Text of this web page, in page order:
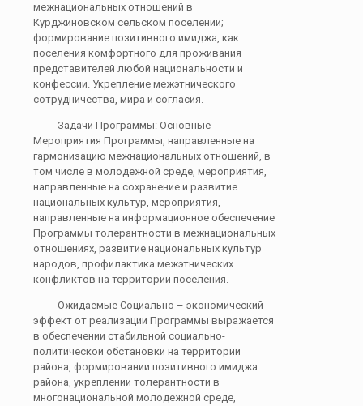
межнациональных отношений в
Курджиновском сельском поселении;
формирование позитивного имиджа, как
поселения комфортного для проживания
представителей любой национальности и
конфессии. Укрепление межэтнического
сотрудничества, мира и согласия.
Задачи Программы: Основные
Мероприятия Программы, направленные на
гармонизацию межнациональных отношений, в
том числе в молодежной среде, мероприятия,
направленные на сохранение и развитие
национальных культур, мероприятия,
направленные на информационное обеспечение
Программы толерантности в межнациональных
отношениях, развитие национальных культур
народов, профилактика межэтнических
конфликтов на территории поселения.
Ожидаемые Социально – экономический
эффект от реализации Программы выражается
в обеспечении стабильной социально-
политической обстановки на территории
района, формировании позитивного имиджа
района, укреплении толерантности в
многонациональной молодежной среде,